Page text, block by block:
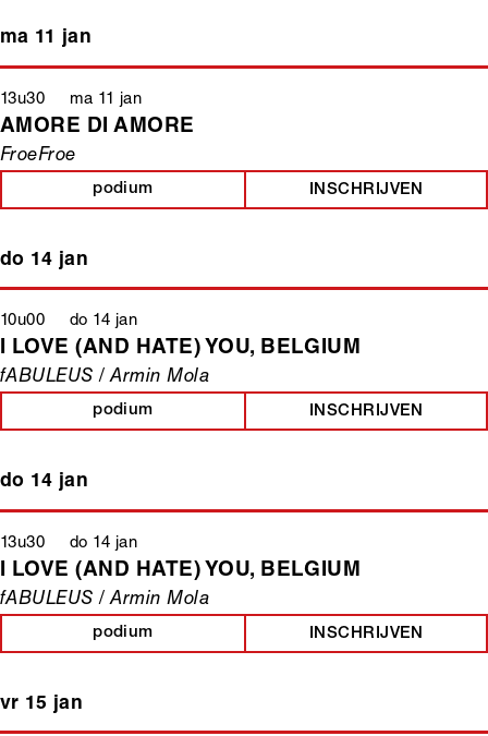
ma 11 jan
13u30 ma 11 jan
AMORE DI AMORE
FroeFroe
podium INSCHRIJVEN
do 14 jan
10u00 do 14 jan
I LOVE (AND HATE) YOU, BELGIUM
fABULEUS / Armin Mola
podium INSCHRIJVEN
do 14 jan
13u30 do 14 jan
I LOVE (AND HATE) YOU, BELGIUM
fABULEUS / Armin Mola
podium INSCHRIJVEN
vr 15 jan